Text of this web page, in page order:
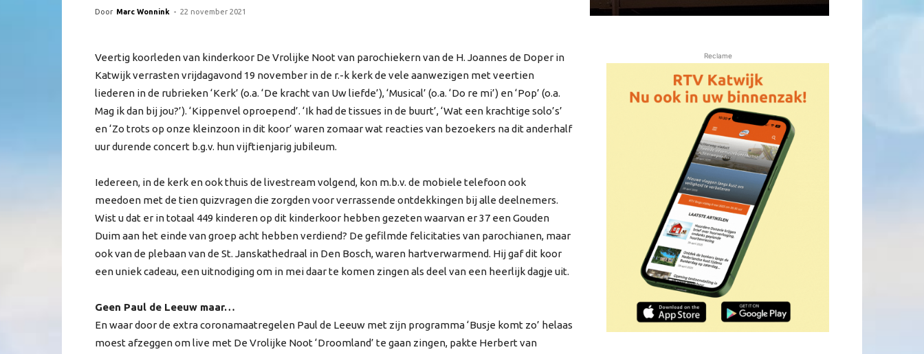
Door Marc Wonnink - 22 november 2021
Veertig koorleden van kinderkoor De Vrolijke Noot van parochiekern van de H. Joannes de Doper in
Katwijk verrasten vrijdagavond 19 november in de r.-k kerk de vele aanwezigen met veertien
liederen in de rubrieken ‘Kerk’ (o.a. ‘De kracht van Uw liefde’), ‘Musical’ (o.a. ‘Do re mi’) en ‘Pop’ (o.a.
Mag ik dan bij jou?’). ‘Kippenvel oproepend’. ‘Ik had de tissues in de buurt’, ‘Wat een krachtige solo’s’
en ‘Zo trots op onze kleinzoon in dit koor’ waren zomaar wat reacties van bezoekers na dit anderhalf
uur durende concert b.g.v. hun vijftienjarig jubileum.
Iedereen, in de kerk en ook thuis de livestream volgend, kon m.b.v. de mobiele telefoon ook
meedoen met de tien quizvragen die zorgden voor verrassende ontdekkingen bij alle deelnemers.
Wist u dat er in totaal 449 kinderen op dit kinderkoor hebben gezeten waarvan er 37 een Gouden
Duim aan het einde van groep acht hebben verdiend? De gefilmde felicitaties van parochianen, maar
ook van de plebaan van de St. Janskathedraal in Den Bosch, waren hartverwarmend. Hij gaf dit koor
een uniek cadeau, een uitnodiging om in mei daar te komen zingen als deel van een heerlijk dagje uit.
Geen Paul de Leeuw maar…
En waar door de extra coronamaatregelen Paul de Leeuw met zijn programma ‘Busje komt zo’ helaas
moest afzeggen om live met De Vrolijke Noot ‘Droomland’ te gaan zingen, pakte Herbert van
Reclame